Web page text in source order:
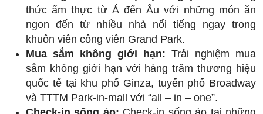
thức ẩm thực từ Á đến Âu với những món ăn
ngon đến từ nhiều nhà nổi tiếng ngay trong
khuôn viên công viên Grand Park.
Mua sắm không giới hạn: Trải nghiệm mua
sắm không giới hạn với hàng trăm thương hiệu
quốc tế tại khu phố Ginza, tuyến phố Broadway
và TTTM Park-in-mall với “all – in – one”.